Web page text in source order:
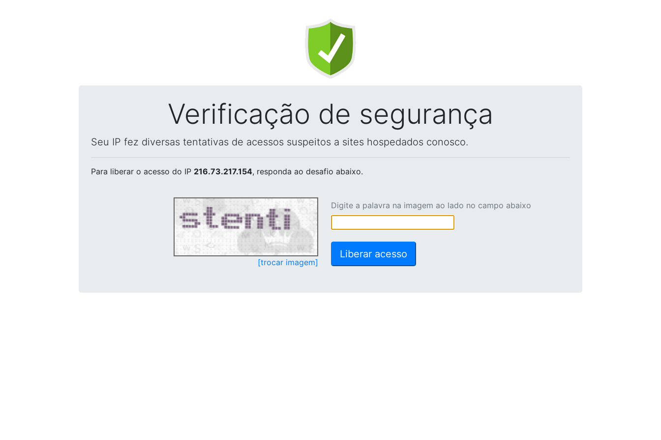
Verificação de segurança
Seu IP fez diversas tentativas de acessos suspeitos a sites hospedados conosco.
Para liberar o acesso do IP 216.73.217.154, responda ao desafio abaixo.
[trocar imagem]
Digite a palavra na imagem ao lado no campo abaixo